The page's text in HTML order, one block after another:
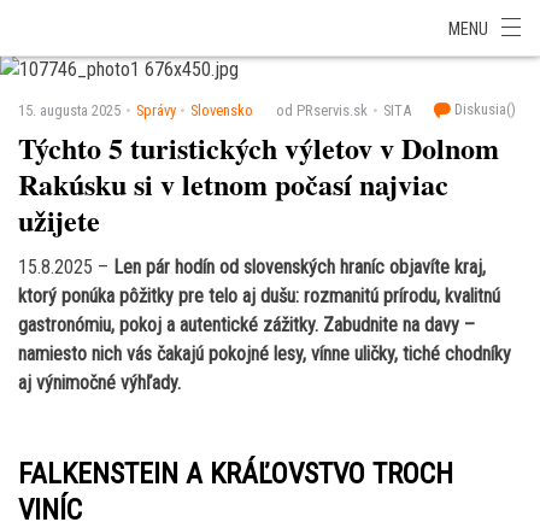
MENU
15. augusta 2025 Správy Slovensko od PRservis.sk SITA Diskusia()
Týchto 5 turistických výletov v Dolnom
Rakúsku si v letnom počasí najviac
užijete
15.8.2025 – Len pár hodín od slovenských hraníc objavíte kraj,
ktorý ponúka pôžitky pre telo aj dušu: rozmanitú prírodu, kvalitnú
gastronómiu, pokoj a autentické zážitky. Zabudnite na davy –
namiesto nich vás čakajú pokojné lesy, vínne uličky, tiché chodníky
aj výnimočné výhľady.
FALKENSTEIN A KRÁĽOVSTVO TROCH
VINÍC